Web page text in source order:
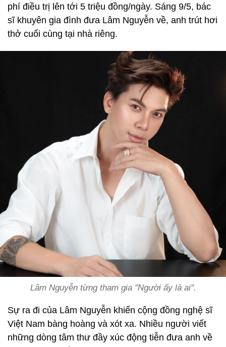
phí điều trị lên tới 5 triệu đồng/ngày. Sáng 9/5, bác
sĩ khuyên gia đình đưa Lâm Nguyễn về, anh trút hơi
thở cuối cùng tại nhà riêng.
Lâm Nguyễn từng tham gia ''Người ấy là ai''.
Sự ra đi của Lâm Nguyễn khiến cộng đồng nghệ sĩ
Việt Nam bàng hoàng và xót xa. Nhiều người viết
những dòng tâm thư đầy xúc động tiễn đưa anh về